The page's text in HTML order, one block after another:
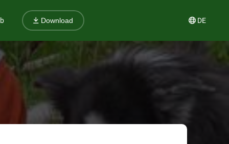
Download DE